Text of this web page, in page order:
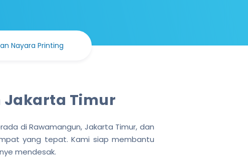
Nayara Printing
Jakarta Timur
di Rawamangun, Jakarta Timur, dan
yang tepat. Kami siap membantu
mendesak.